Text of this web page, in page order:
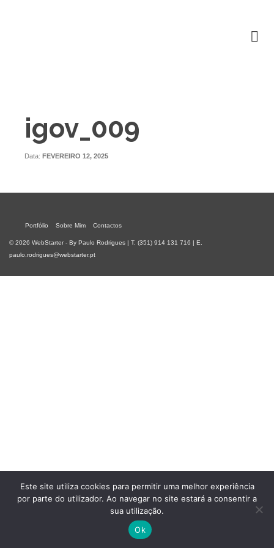
igov_009
Data: FEVEREIRO 12, 2025
Portfólio Sobre Mim Contactos
© 2026 WebStarter - By Paulo Rodrigues | T. (351) 914 131 716 | E.
paulo.rodrigues@webstarter.pt
Este site utiliza cookies para permitir uma melhor experiência
por parte do utilizador. Ao navegar no site estará a consentir a
sua utilização.
Ok